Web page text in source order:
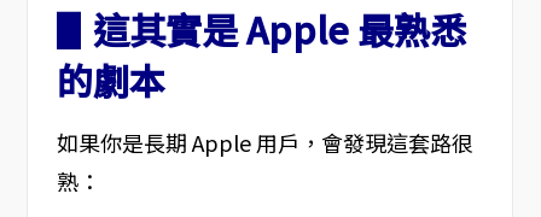
▋這其實是 Apple 最熟悉
的劇本
如果你是長期 Apple 用戶，會發現這套路很
熟：